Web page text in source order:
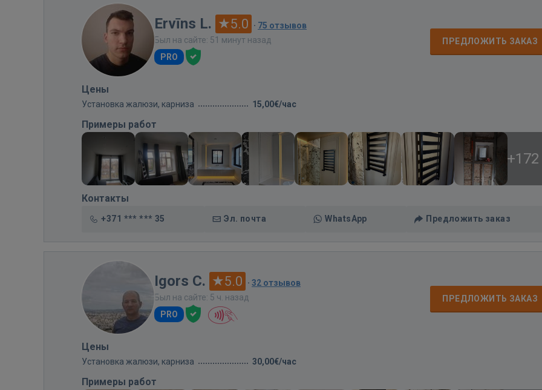
Ervīns L. 5.0 · 75 отзывов
Был на сайте: 51 минут назад
PRO
ПРЕДЛОЖИТЬ ЗАКАЗ
Цены
Установка жалюзи, карниза 15,00€/час
Примеры работ
+172
Контакты
+371 *** *** 35 Эл. почта WhatsApp Предложить заказ
Igors C. 5.0 · 32 отзывов
Был на сайте: 5 ч. назад
PRO
ПРЕДЛОЖИТЬ ЗАКАЗ
Цены
Установка жалюзи, карниза 30,00€/час
Примеры работ